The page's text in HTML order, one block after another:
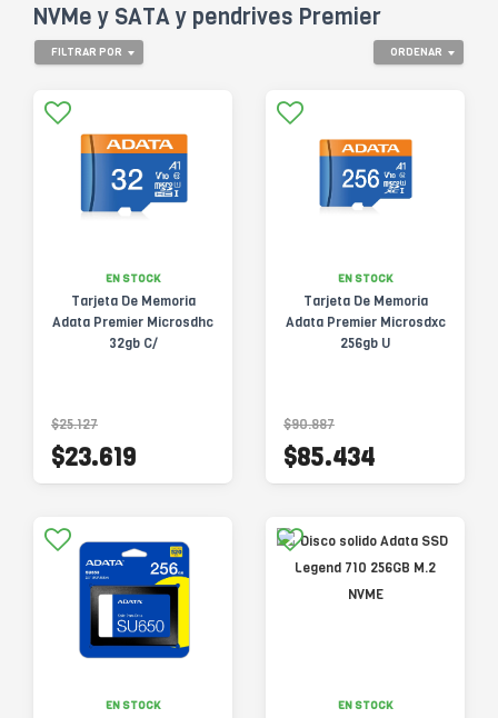
NVMe y SATA y pendrives Premier
ORDENAR
FILTRAR POR
EN STOCK
Tarjeta De Memoria
Adata Premier Microsdhc
32gb C/
$25.127
$23.619
EN STOCK
Tarjeta De Memoria
Adata Premier Microsdxc
256gb U
$90.887
$85.434
EN STOCK EN STOCK